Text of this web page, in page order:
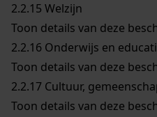
2.2.15 Welzijn
Toon details van deze
2.2.16 Onderwijs en
Toon details van deze
2.2.17 Cultuur,
Toon details van deze